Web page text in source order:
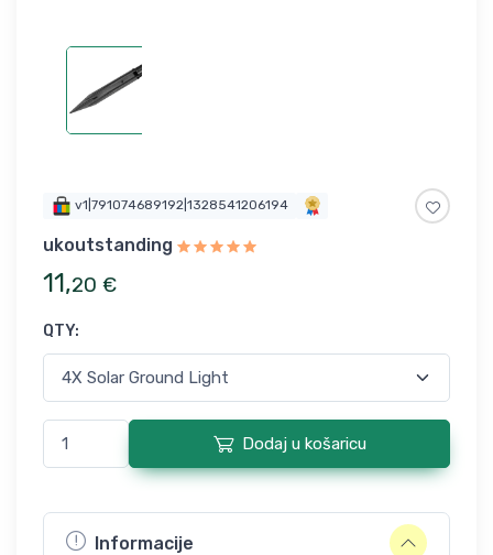
v1|791074689192|1328541206194
ukoutstanding
11,20 €
QTY:
Dodaj u košaricu
Informacije